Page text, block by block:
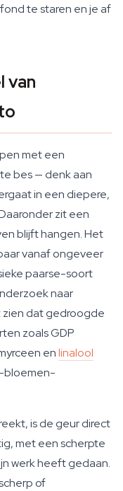
te staren en je af
van
met een
bes — denk aan
in een diepere,
zit een
blijft hangen. Het
vanaf ongeveer
paarse-soort
naar
zien dat gedroogde
zoals GDP
enlinalool
bloemen-
is de geur direct
met een scherpte
werk heeft gedaan.
of